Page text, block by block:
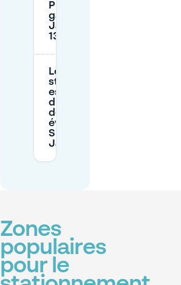
Puis-je me
garer à
Janskerkhof
13 ?
Le
stationnement
est-il plus
difficile lors
des
événements à
Sint
Janskerkhof ?
Zones
populaires
pour le